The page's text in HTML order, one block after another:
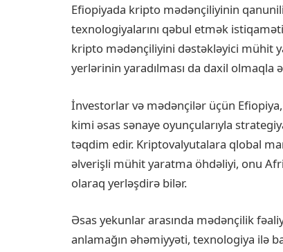
Efiopiyada kripto mədənçiliyinin
texnologiyalarını qəbul etmək
kripto mədənçiliyini dəstəkləyici mühit
yerlərinin yaradılması da daxil
İnvestorlar və mədənçilər üçün
kimi əsas sənaye oyunçularıyla
təqdim edir. Kriptovalyutalara qlobal
əlverişli mühit yaratma öhdəliyi, onu
olaraq yerləşdirə bilər.
Əsas yekunlar arasında mədənçilik
anlamağın əhəmiyyəti, texnologiya ilə